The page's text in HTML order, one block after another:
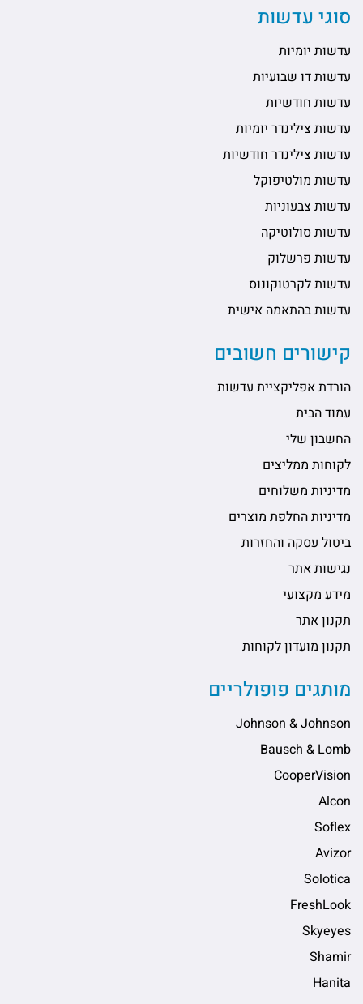
סוגי עדשות
עדשות יומיות
עדשות דו שבועיות
עדשות חודשיות
עדשות צילינדר יומיות
עדשות צילינדר חודשיות
עדשות מולטיפוקל
עדשות צבעוניות
עדשות סולוטיקה
עדשות פרשלוק
עדשות לקרטוקונוס
עדשות בהתאמה אישית
קישורים חשובים
הורדת אפליקציית עדשות
עמוד הבית
החשבון שלי
לקוחות ממליצים
מדיניות משלוחים
מדיניות החלפת מוצרים
ביטול עסקה והחזרות
נגישות אתר
מידע מקצועי
תקנון אתר
תקנון מועדון לקוחות
מותגים פופולריים
Johnson & Johnson
Bausch & Lomb
CooperVision
Alcon
Soflex
Avizor
Solotica
FreshLook
Skyeyes
Shamir
Hanita